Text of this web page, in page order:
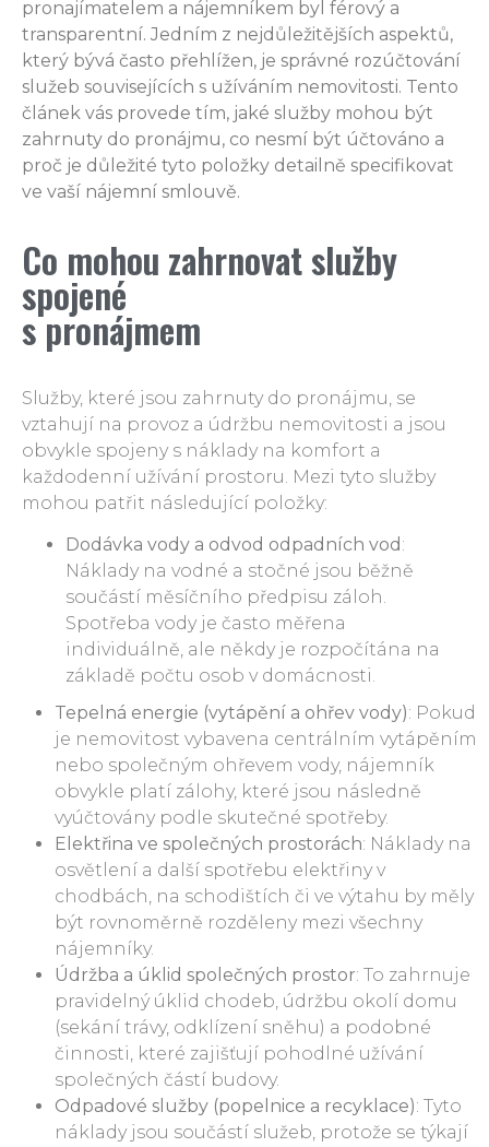
pronajímatelem a nájemníkem byl férový a
transparentní. Jedním z nejdůležitějších aspektů,
který bývá často přehlížen, je správné rozúčtování
služeb souvisejících s užíváním nemovitosti. Tento
článek vás provede tím, jaké služby mohou být
zahrnuty do pronájmu, co nesmí být účtováno a
proč je důležité tyto položky detailně specifikovat
ve vaší nájemní smlouvě.
Co mohou zahrnovat služby
spojené
s pronájmem
Služby, které jsou zahrnuty do pronájmu, se
vztahují na provoz a údržbu nemovitosti a jsou
obvykle spojeny s náklady na komfort a
každodenní užívání prostoru. Mezi tyto služby
mohou patřit následující položky:
Dodávka vody a odvod odpadních vod :
Náklady na vodné a stočné jsou běžně
součástí měsíčního předpisu záloh.
Spotřeba vody je často měřena
individuálně, ale někdy je rozpočítána na
základě počtu osob v domácnosti.
Tepelná energie (vytápění a ohřev vody): Pokud
je nemovitost vybavena centrálním vytápěním
nebo společným ohřevem vody, nájemník
obvykle platí zálohy, které jsou následně
vyúčtovány podle skutečné spotřeby.
Elektřina ve společných prostorách: Náklady na
osvětlení a další spotřebu elektřiny v
chodbách, na schodištích či ve výtahu by měly
být rovnoměrně rozděleny mezi všechny
nájemníky.
Údržba a úklid společných prostor: To zahrnuje
pravidelný úklid chodeb, údržbu okolí domu
(sekání trávy, odklízení sněhu) a podobné
činnosti, které zajišťují pohodlné užívání
společných částí budovy.
Odpadové služby (popelnice a recyklace): Tyto
náklady jsou součástí služeb, protože se týkají